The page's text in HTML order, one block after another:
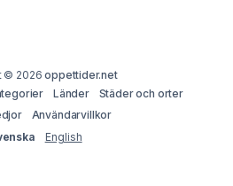
© 2026oppettider.net
Länder
Städer och orter
Användarvillkor
English